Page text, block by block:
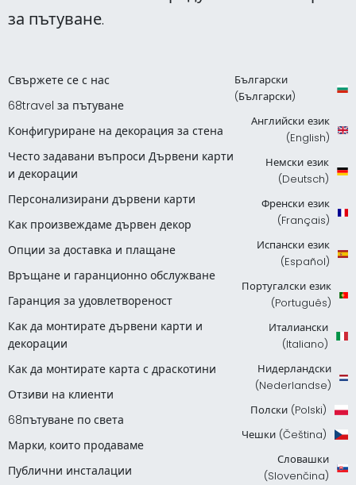
за пътуване.
Свържете се с нас
68travel за пътуване
Конфигуриране на декорация за стена
Често задавани въпроси Дървени карти
и декорации
Персонализирани дървени карти
Как произвеждаме дървен декор
Опции за доставка и плащане
Връщане и гаранционно обслужване
Гаранция за удовлетвореност
Как да монтирате дървени карти и
декорации
Как да монтирате карта с драскотини
Отзиви на клиенти
68пътуване по света
Марки, които продаваме
Публични инсталации
Български
(Български)
Английски език
(English)
Немски език
(Deutsch)
Френски език
(Français)
Испански език
(Español)
Португалски език
(Português)
Италиански
(Italiano)
Нидерландски
(Nederlandse)
Полски (Polski)
Чешки (Čeština)
Словашки
(Slovenčina)